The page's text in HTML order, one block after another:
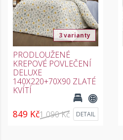
3 varianty
PRODLOUŽENÉ
KREPOVÉ POVLEČENÍ
DELUXE
140X220+70X90 ZLATÉ
KVÍTÍ
849 Kč1 090 Kč DETAIL